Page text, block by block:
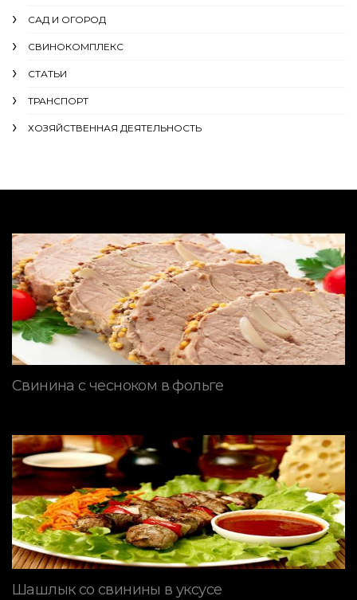
САД И ОГОРОД
СВИНОКОМПЛЕКС
СТАТЬИ
ТРАНСПОРТ
ХОЗЯЙСТВЕННАЯ ДЕЯТЕЛЬНОСТЬ
Свинина с чесноком в фольге
Шашлык со свинины в уксусе